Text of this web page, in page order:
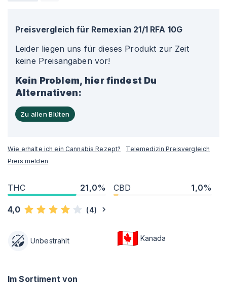
Preisvergleich für Remexian 21/1 RFA 10G
Leider liegen uns für dieses Produkt zur Zeit
keine Preisangaben vor!
Kein Problem, hier findest Du
Alternativen:
Zu allen Blüten
Wie erhalte ich ein Cannabis Rezept?
Telemedizin Preisvergleich
Preis melden
THC 21,0% CBD 1,0%
4,0 (4)
Unbestrahlt Kanada
Im Sortiment von